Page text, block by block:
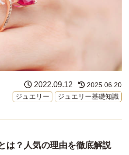
2022.09.12
2025.06.20
ジュエリー
ジュエリー基礎知識
は？人気の理由を徹底解説